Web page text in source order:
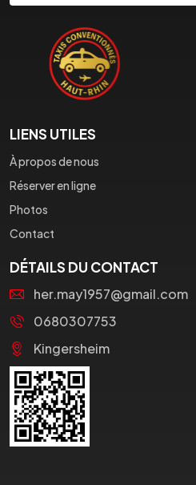
LIENS UTILES
À propos de nous
Réserver en ligne
Photos
Contact
DÉTAILS DU CONTACT
her.may1957@gmail.com
0680307753
Kingersheim